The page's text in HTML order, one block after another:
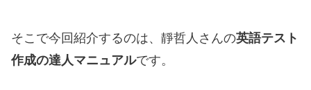
そこで今回紹介するのは、靜哲人さんの英語テスト
作成の達人マニュアルです。